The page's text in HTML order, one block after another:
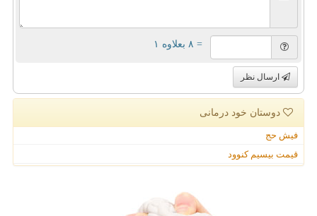
= ۸ بعلاوه ۱
ارسال نظر
دوستان خود درمانی
فیش حج
قیمت بیسیم کنوود